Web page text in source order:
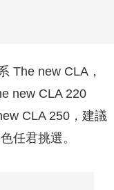
The new CLA，
new CLA 220
CLA 250，建議
任君挑選。